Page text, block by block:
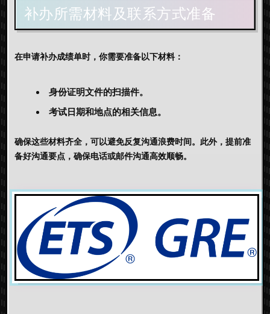
补办所需材料及联系方式准备
在申请补办成绩单时，你需要准备以下材料：
身份证明文件的扫描件。
考试日期和地点的相关信息。
确保这些材料齐全，可以避免反复沟通浪费时间。此外，提前准
备好沟通要点，确保电话或邮件沟通高效顺畅。